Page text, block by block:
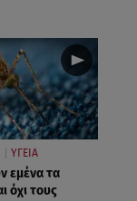
ΥΓΕΙΑ
εμένα τα
όχι τους